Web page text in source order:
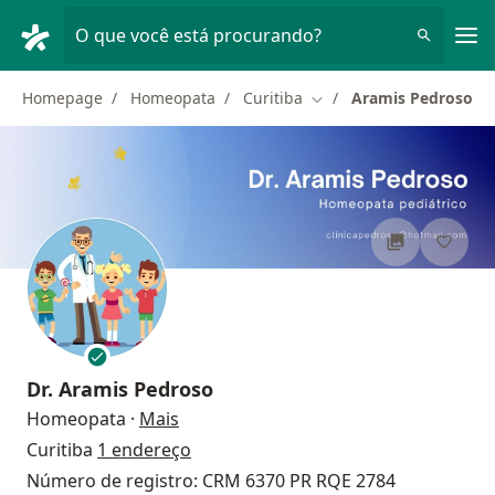
O que você está procurando?
Homepage Homeopata Curitiba Mudar de cidade
Aramis Pedroso
Dr. Aramis Pedroso
Homeopata · Mais
Curitiba 1 endereço
Número de registro: CRM 6370 PR RQE 2784